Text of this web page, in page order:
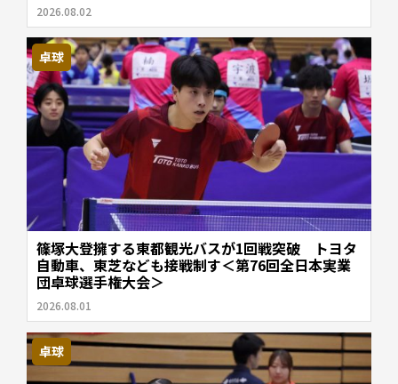
2026.08.02
卓球
篠塚大登擁する東都観光バスが1回戦突破 トヨタ
自動車、東芝なども接戦制す＜第76回全日本実業
団卓球選手権大会＞
2026.08.01
卓球